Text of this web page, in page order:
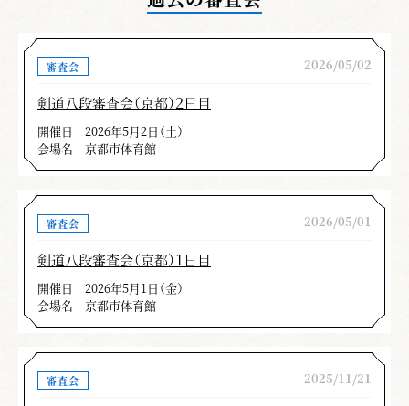
審査会 2026/05/02
剣道八段審査会（京都）２日目
開催日
2026年5月2日（土）
会場名
京都市体育館
審査会 2026/05/01
剣道八段審査会（京都）１日目
開催日
2026年5月1日（金）
会場名
京都市体育館
審査会 2025/11/21